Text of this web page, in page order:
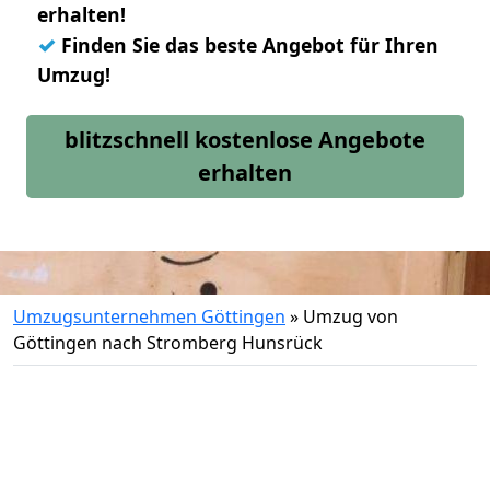
erhalten!
✓ Finden Sie das beste Angebot für Ihren
Umzug!
blitzschnell kostenlose Angebote
erhalten
Umzugsunternehmen Göttingen » Umzug von
Göttingen nach Stromberg Hunsrück